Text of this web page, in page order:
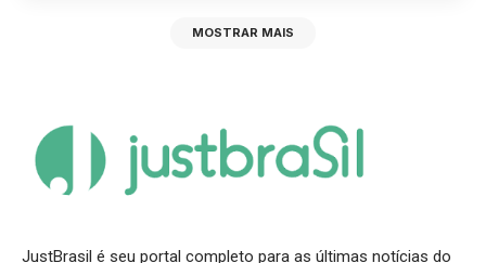
MOSTRAR MAIS
JustBrasil é seu portal completo para as últimas notícias do